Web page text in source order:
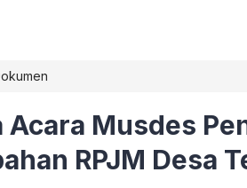
Acara Musdes
RPJM Desa